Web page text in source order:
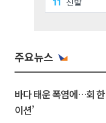
주요뉴스
바다 태운 폭염에…회 한
이션’